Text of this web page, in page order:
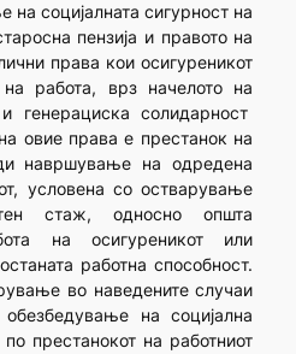
социјалната сигурност на
пензија и правото на
права кои осигуреникот
работа, врз начелото на
генерациска солидарност
овие права е престанок на
навршување на одредена
условена со остварување
стаж, односно општа
на осигуреникот или
работна способност.
во наведените случаи
на социјална
престанокот на работниот